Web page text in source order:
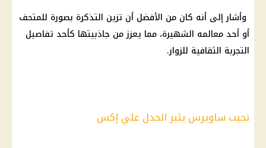
وأشار إلى أنه كان من الأفضل أن تزين التذكرة بصورة للمتحف
أو أحد معالمه الشهيرة، مما يعزز من جاذبيتها كأحد تفاصيل
التجربة الثقافية للزوار.
نجيب ساويرس يثبر الجدل علي إكس